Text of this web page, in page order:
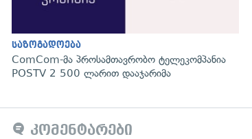
საზოგადოება
ComCom-მა პროსამთავრობო ტელეკომპანია
POSTV 2 500 ლარით დააჯარიმა
კომენტარები